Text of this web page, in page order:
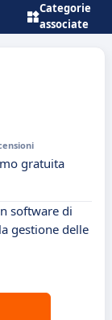
Categorie
associate
gratuita
software di
gestione delle